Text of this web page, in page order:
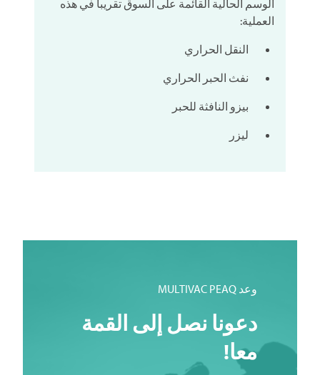
الوسم الحالية القائمة على السوق تقريبا في هذه
العملية:
النقل الحراري
نفث الحبر الحراري
بيزو النافثة للحبر
ليزر
وعد MULTIVAC PEAQ
دعونا نصل إلى القمة
معا!